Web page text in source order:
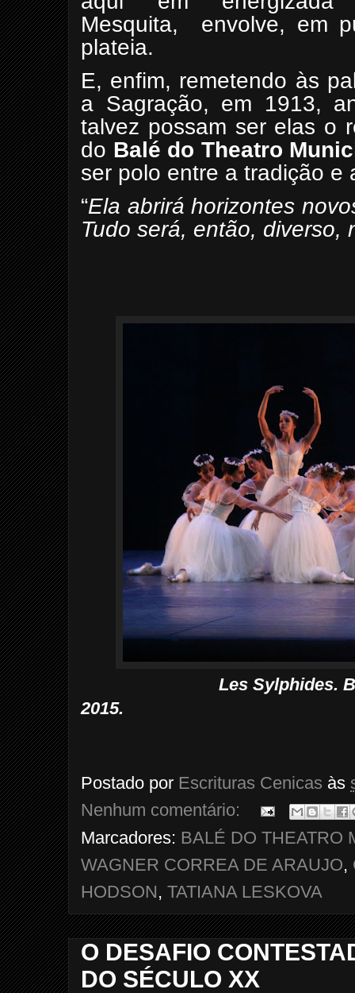
Mesquita,
envolve, em
plateia.
E, enfim, remetendo às
a Sagração, em 1913,
talvez possam ser elas o
do Balé do Theatro
ser polo entre a tradição e
“Ela abrirá horizontes
Tudo será, então, diverso,
Les Sylphides.
2015.
Postado por Escrituras Cenicas às
Nenhum comentário:
Marcadores: BALÉ DO THEATRO
WAGNER CORREA DE ARAUJO,
HODSON, TATIANA LESKOVA
O DESAFIO
DO SÉCULO XX